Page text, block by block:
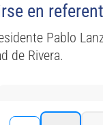
en
Pablo
de Rivera.